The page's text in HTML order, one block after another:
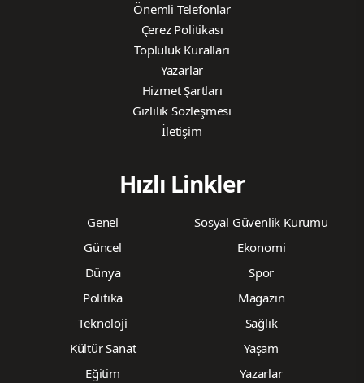
Önemli Telefonlar
Çerez Politikası
Topluluk Kuralları
Yazarlar
Hizmet Şartları
Gizlilik Sözleşmesi
İletişim
Hızlı Linkler
Genel
Sosyal Güvenlik Kurumu
Güncel
Ekonomi
Dünya
Spor
Politika
Magazin
Teknoloji
Sağlık
Kültür Sanat
Yaşam
Eğitim
Yazarlar